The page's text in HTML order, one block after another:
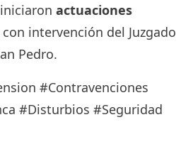
actuaciones
intervención del Juzgado
Pedro.
#Contravenciones
#Disturbios #Seguridad